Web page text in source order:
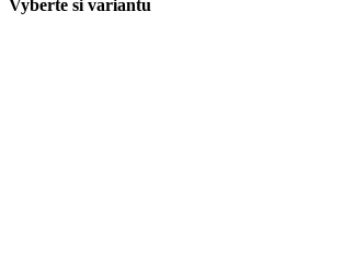
Vyberte si variantu